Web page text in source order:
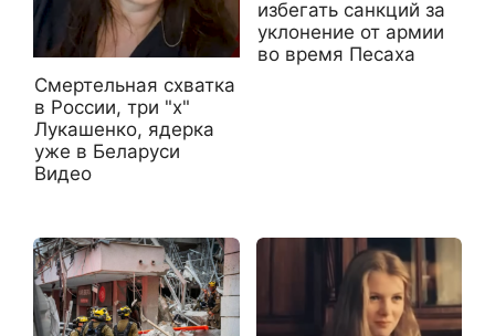
Смертельная схватка
в России, три "х"
Лукашенко, ядерка
уже в Беларуси
Видео
избегать санкций за
уклонение от армии
во время Песаха